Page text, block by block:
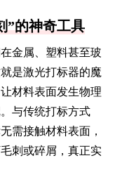
”的神奇工具
金属、塑料甚至玻
是激光打标器的魔
材料表面发生物理
与传统打标方式
需接触材料表面，
刺或碎屑，真正实